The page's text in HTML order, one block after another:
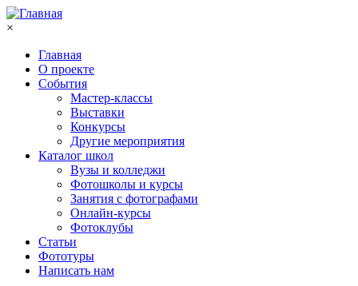
Перейти к основному содержанию
×
Главная
О проекте
События
Мастер-классы
Выставки
Конкурсы
Другие мероприятия
Каталог школ
Вузы и колледжи
Фотошколы и курсы
Занятия с фотографами
Онлайн-курсы
Фотоклубы
Статьи
Фототуры
Написать нам